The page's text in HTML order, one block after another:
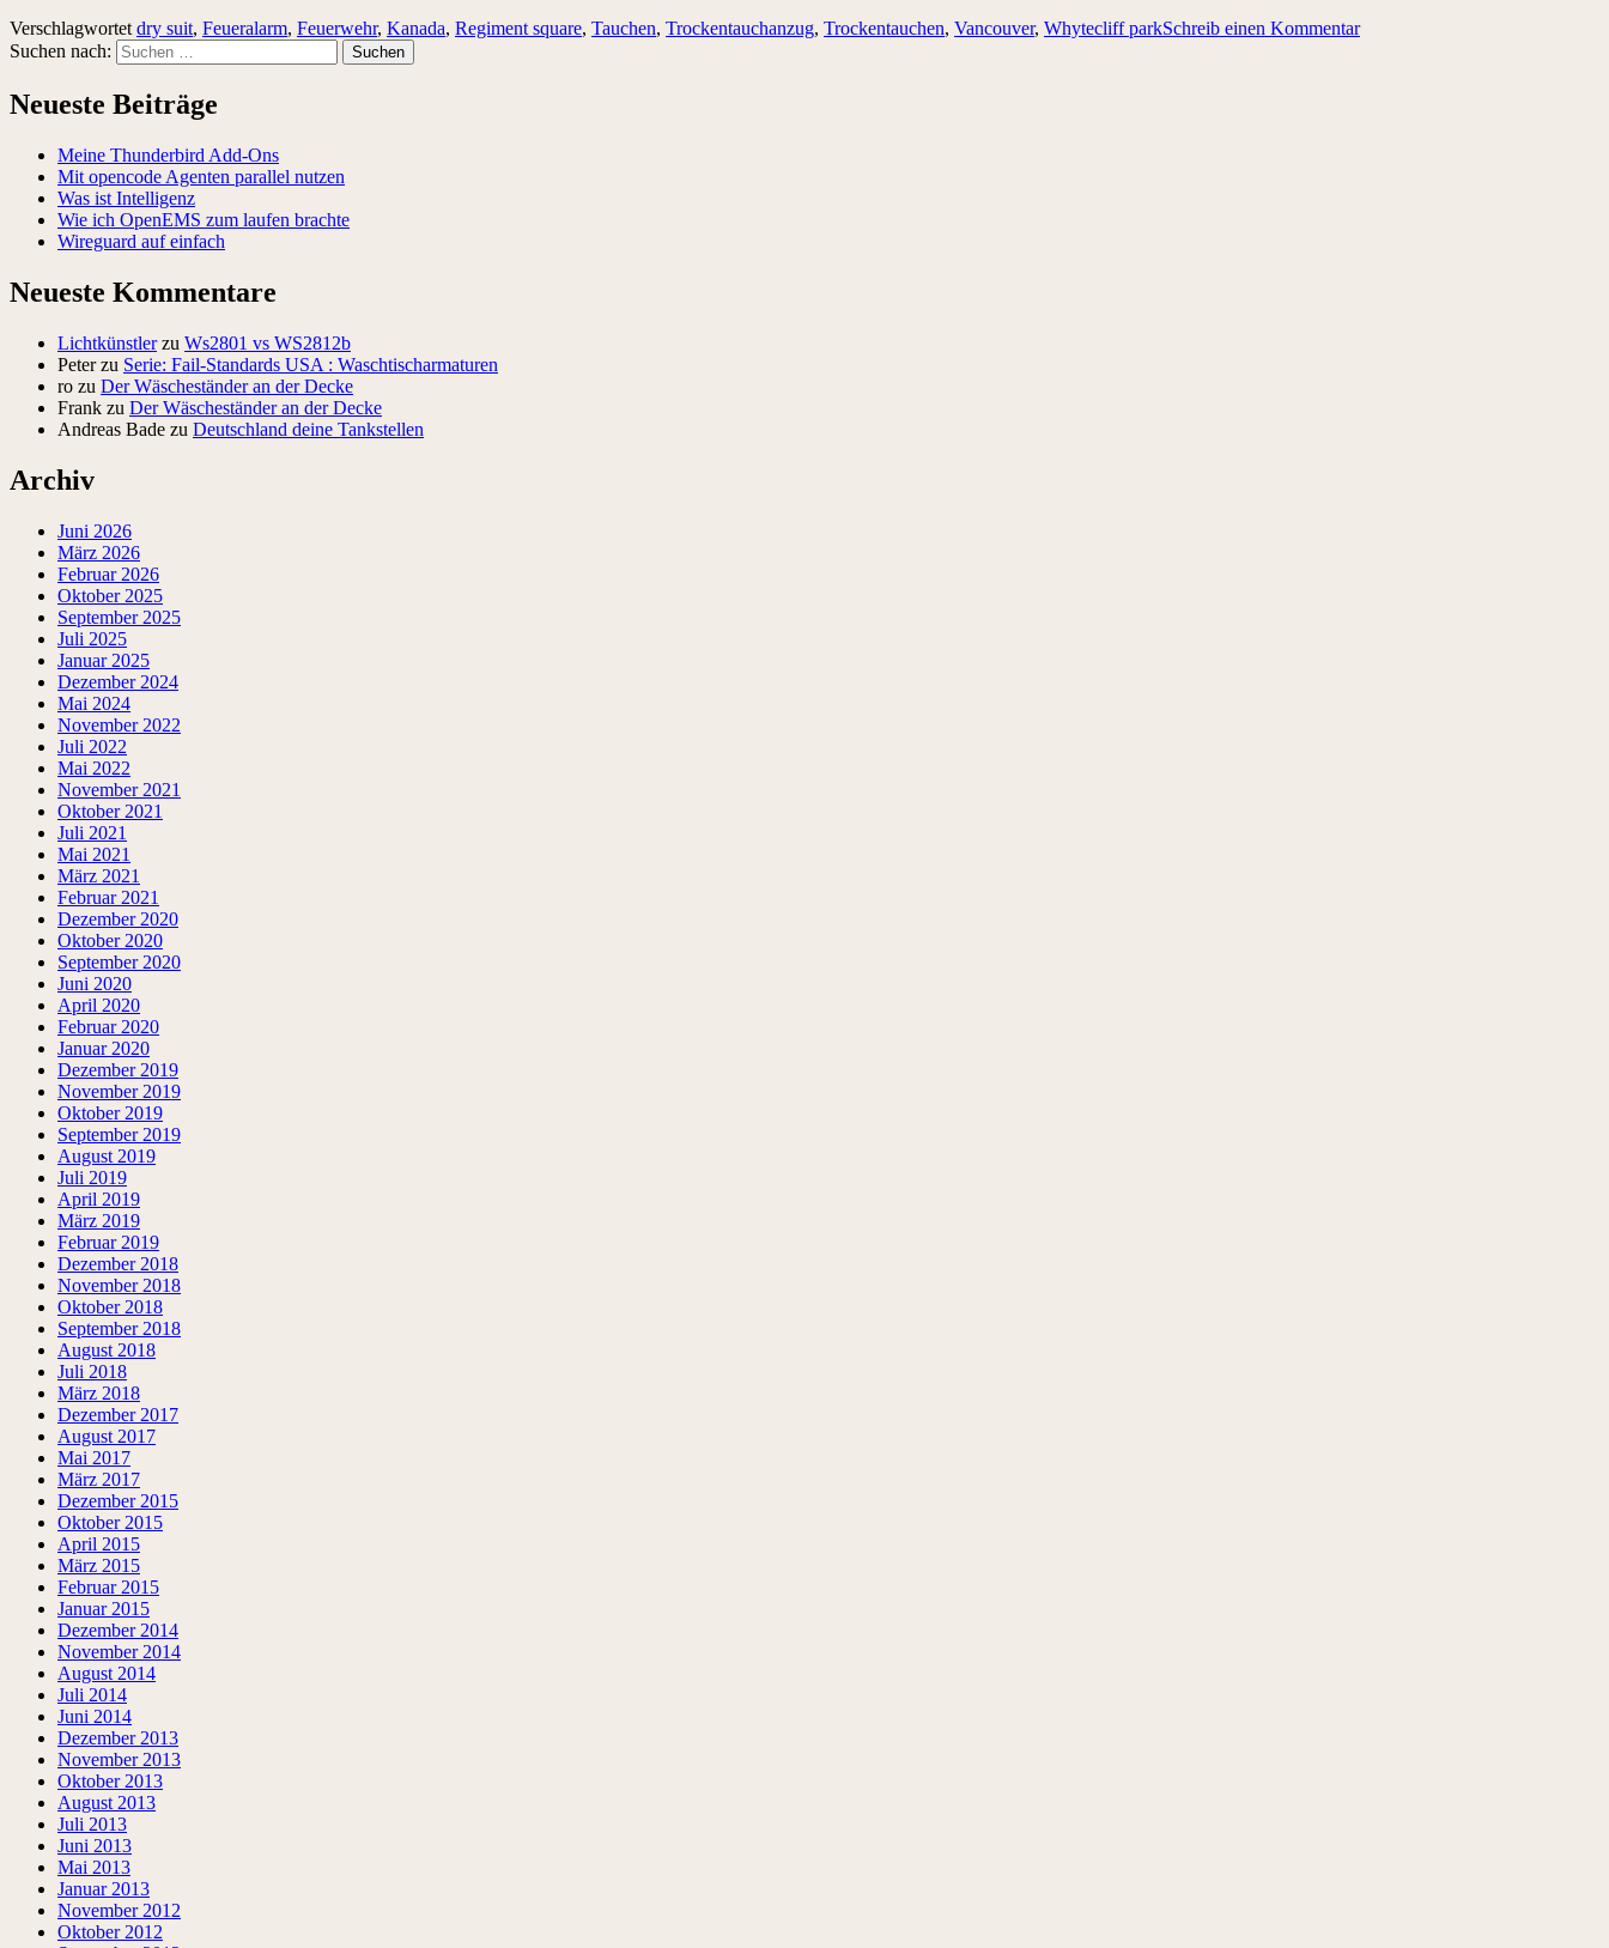
Verschlagwortet dry suit, Feueralarm, Feuerwehr, Kanada, Regiment square, Tauchen, Trockentauchanzug, Trockentauchen, Vancouver, Whytecliff parkSchreib einen Kommentar
Suchen nach:
Neueste Beiträge
Meine Thunderbird Add-Ons
Mit opencode Agenten parallel nutzen
Was ist Intelligenz
Wie ich OpenEMS zum laufen brachte
Wireguard auf einfach
Neueste Kommentare
Lichtkünstlerzu Ws2801 vs WS2812b
Peterzu Serie: Fail-Standards USA : Waschtischarmaturen
ro zu Der Wäscheständer an der Decke
Frank zu Der Wäscheständer an der Decke
Andreas Bade zu Deutschland deine Tankstellen
Archiv
Juni 2026
März 2026
Februar 2026
Oktober 2025
September 2025
Juli 2025
Januar 2025
Dezember 2024
Mai 2024
November 2022
Juli 2022
Mai 2022
November 2021
Oktober 2021
Juli 2021
Mai 2021
März 2021
Februar 2021
Dezember 2020
Oktober 2020
September 2020
Juni 2020
April 2020
Februar 2020
Januar 2020
Dezember 2019
November 2019
Oktober 2019
September 2019
August 2019
Juli 2019
April 2019
März 2019
Februar 2019
Dezember 2018
November 2018
Oktober 2018
September 2018
August 2018
Juli 2018
März 2018
Dezember 2017
August 2017
Mai 2017
März 2017
Dezember 2015
Oktober 2015
April 2015
März 2015
Februar 2015
Januar 2015
Dezember 2014
November 2014
August 2014
Juli 2014
Juni 2014
Dezember 2013
November 2013
Oktober 2013
August 2013
Juli 2013
Juni 2013
Mai 2013
Januar 2013
November 2012
Oktober 2012